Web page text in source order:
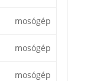
mosógép
mosógép
mosógép